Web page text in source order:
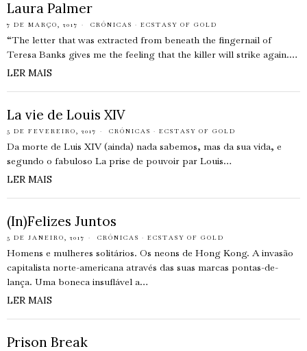
Laura Palmer
7 DE MARÇO, 2017 CRÓNICAS · ECSTASY OF GOLD
“The letter that was extracted from beneath the fingernail of
Teresa Banks gives me the feeling that the killer will strike again.…
LER MAIS
La vie de Louis XIV
5 DE FEVEREIRO, 2017 CRÓNICAS · ECSTASY OF GOLD
Da morte de Luis XIV (ainda) nada sabemos, mas da sua vida, e
segundo o fabuloso La prise de pouvoir par Louis…
LER MAIS
(In)Felizes Juntos
5 DE JANEIRO, 2017 CRÓNICAS · ECSTASY OF GOLD
Homens e mulheres solitários. Os neons de Hong Kong. A invasão
capitalista norte-americana através das suas marcas pontas-de-
lança. Uma boneca insuflável a…
LER MAIS
Prison Break